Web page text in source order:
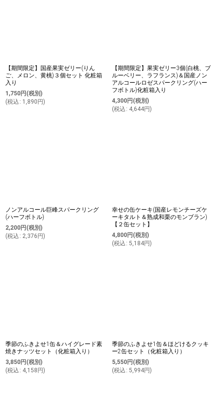
【期間限定】国産果実ゼリー(りん
ご、メロン、黄桃)３個セット 化粧箱
入り
1,750円 (税別)
(税込 : 1,890 円)
【期間限定】果実ゼリー3個(白桃、ブ
ルーベリー、ラフランス)＆国産ノン
アルコールロゼスパークリング(ハー
フボトル)化粧箱入り
4,300円 (税別)
(税込 : 4,644円)
ノンアルコール巨峰スパークリング
(ハーフボトル)
2,200円 (税別)
(税込 : 2,376 円)
幸せの缶ケーキ(国産レモンチーズケ
ーキタルト＆熟成和栗のモンブラン)
【２缶セット】
4,800円 (税別)
(税込 : 5,184円)
季節のふきよせ1缶＆ハイグレード素
焼きナッツセット（化粧箱入り）
3,850円 (税別)
(税込 : 4,158 円)
季節のふきよせ1缶＆ほどけるクッキ
ー2缶セット（化粧箱入り）
5,550円 (税別)
(税込 : 5,994円)